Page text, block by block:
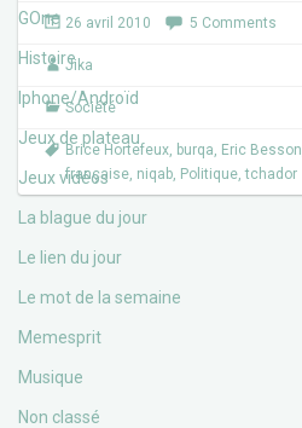
GOne
Histoire
Iphone/Androïd
Jeux de plateau
Jeux vidéos
La blague du jour
Le lien du jour
Le mot de la semaine
Memesprit
Musique
Non classé
e
b
o
o
k
t
26 avril 2010 5 Comments
Jika
Société
Brice Hortefeux, burqa, Eric Besson
française, niqab, Politique,tchador